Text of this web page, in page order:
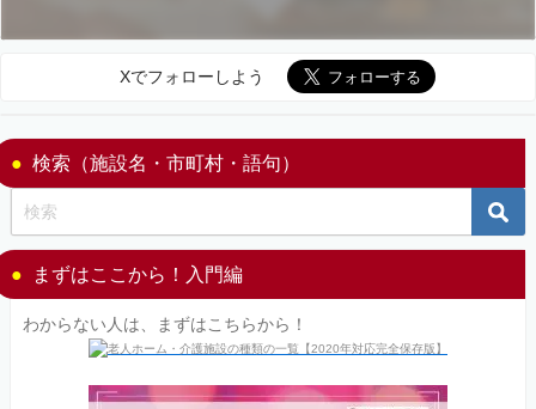
Xでフォローしよう
検索（施設名・市町村・語句）
まずはここから！入門編
わからない人は、まずはこちらから！